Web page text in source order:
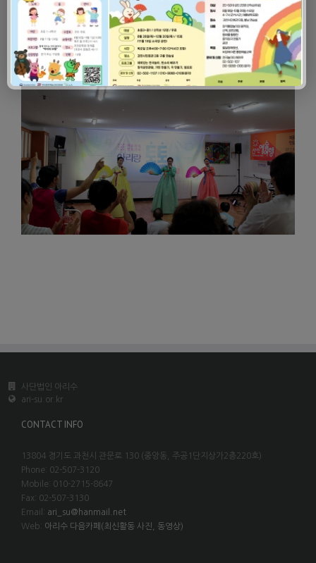
사단법인 아리수
ari-su.or.kr
CONTACT INFO
13804 경기도 과천시 관문로 130 (중앙동, 주공1단지상가2층220호)
Phone: 02-507-3120
Mobile: 010-2715-8647
Fax: 02-507-3130
Email: ari_su@hanmail.net
Web: 아리수 다음카페(최신활동 사진, 동영상)